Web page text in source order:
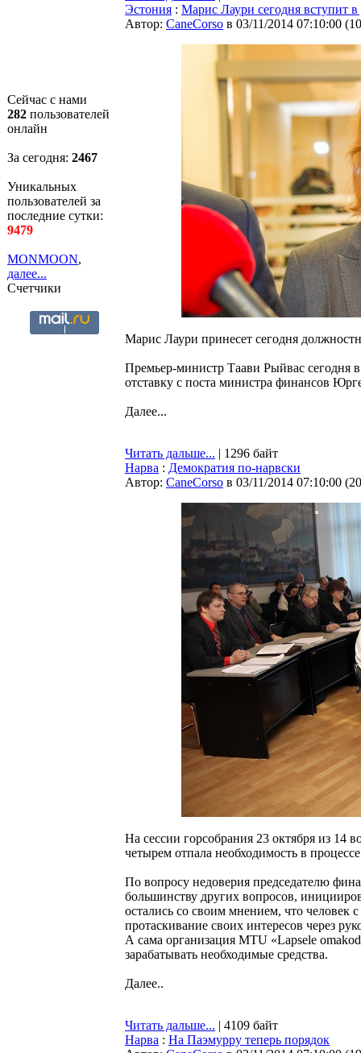
Сейчас с нами
282 пользователей
онлайн
За сегодня: 2467
Уникальных
пользователей за
последние сутки:
9479
MONMOON,
далее...
Счетчики
Эстония : Марис Лаури сегодня вступит
Автор: CaneCorso в 03/11/2014 07:10:00 (
Марис Лаури принесет сегодня
Премьер-министр Таави Рыйвас сегодня
отставку с поста министра финансов
Далее...
Читать дальше... | 1296 байт
Нарва : Демократия по-нарвски
Автор: CaneCorso в 03/11/2014 07:10:00 (
На сессии горсобрания 23 октября из 14
четырем отпала необходимость в
По вопросу недоверия председателю
большинству других вопросов,
остались со своим мнением, что человек
протаскивание своих интересов через
А сама организация MTU «Lapsele
зарабатывать необходимые средства.
Далее..
Читать дальше... | 4109 байт
Нарва : На Паэмурру теперь порядок